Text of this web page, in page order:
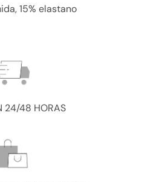
15% elastano
24/48 HORAS